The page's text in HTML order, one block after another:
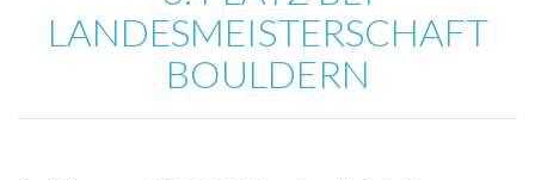
LANDESMEISTERSCHAFT
BOULDERN